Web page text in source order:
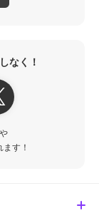
なく！
す！